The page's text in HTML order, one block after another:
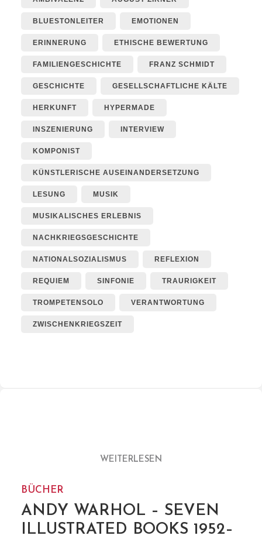
BLUESTONLEITER EMOTIONEN
ERINNERUNG ETHISCHE BEWERTUNG
FAMILIENGESCHICHTE FRANZ SCHMIDT
GESCHICHTE GESELLSCHAFTLICHE KÄLTE
HERKUNFT HYPERMADE
INSZENIERUNG INTERVIEW
KOMPONIST
KÜNSTLERISCHE AUSEINANDERSETZUNG
LESUNG MUSIK
MUSIKALISCHES ERLEBNIS
NACHKRIEGSGESCHICHTE
NATIONALSOZIALISMUS REFLEXION
REQUIEM SINFONIE TRAURIGKEIT
TROMPETENSOLO VERANTWORTUNG
ZWISCHENKRIEGSZEIT
WEITERLESEN
BÜCHER
ANDY WARHOL – SEVEN
ILLUSTRATED BOOKS 1952–